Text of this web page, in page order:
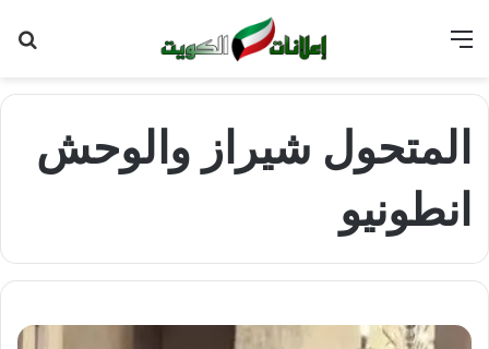
المتحول شيراز والوحش
انطونيو